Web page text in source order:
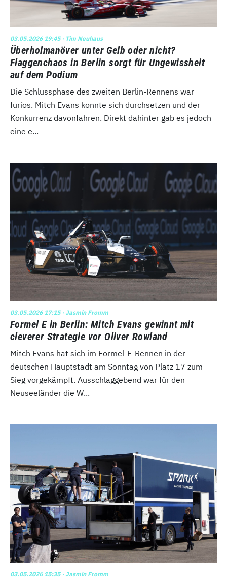
03.05.2026 19:45· Tim Neuhaus
Überholmanöver unter Gelb oder nicht?
Flaggenchaos in Berlin sorgt für Ungewissheit
auf dem Podium
Die Schlussphase des zweiten Berlin-Rennens war
furios. Mitch Evans konnte sich durchsetzen und der
Konkurrenz davonfahren. Direkt dahinter gab es jedoch
eine e...
03.05.2026 17:15· Jasmin Fromm
Formel E in Berlin: Mitch Evans gewinnt mit
cleverer Strategie vor Oliver Rowland
Mitch Evans hat sich im Formel-E-Rennen in der
deutschen Hauptstadt am Sonntag von Platz 17 zum
Sieg vorgekämpft. Ausschlaggebend war für den
Neuseeländer die W...
03.05.2026 15:35· Jasmin Fromm